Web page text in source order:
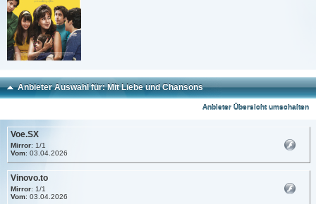
Anbieter Auswahl für: Mit Liebe und Chansons
Anbieter Übersicht umschalten
Voe.SX
Mirror: 1/1
Vom: 03.04.2026
Vinovo.to
Mirror: 1/1
Vom: 03.04.2026